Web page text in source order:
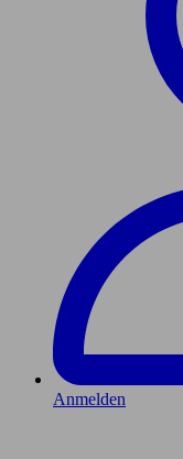
Anmelden